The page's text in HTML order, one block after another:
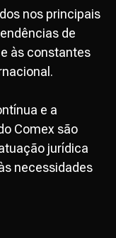
nos principais
de
às constantes
e a
Comex são
jurídica
necessidades